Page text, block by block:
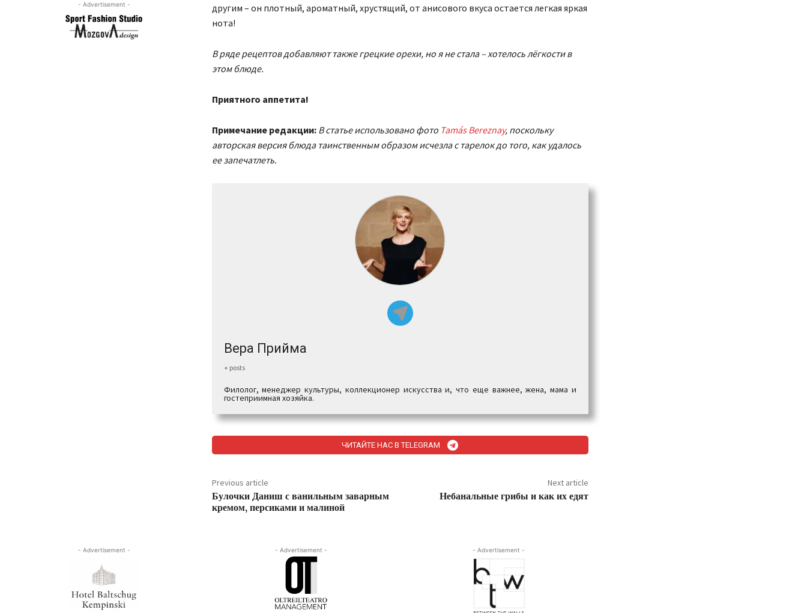
- Advertisement -
другим – он плотный, ароматный, хрустящий, от анисового вкуса остается легкая яркая
нота!
В ряде рецептов добавляют также грецкие орехи, но я не стала – хотелось лёгкости в
этом блюде.
Приятного аппетита!
Примечание редакции:В статье использовано фото Tamás Bereznay, поскольку
авторская версия блюда таинственным образом исчезла с тарелок до того, как удалось
ее запечатлеть.
Вера Прийма
+ posts
Филолог, менеджер культуры, коллекционер искусства и, что еще важнее, жена, мама и
гостеприимная хозяйка.
ЧИТАЙТЕ НАС В TELEGRAM
Previous article
Булочки Даниш с ванильным заварным
кремом, персиками и малиной
Next article
Небанальные грибы и как их едят
- Advertisement - - Advertisement - - Advertisement -